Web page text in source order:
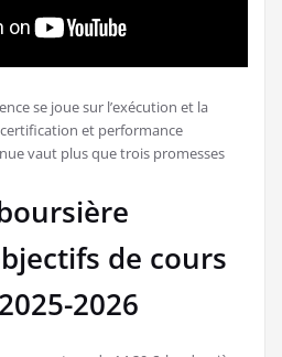
se joue sur l’exécution et la
et performance
vaut plus que trois promesses
de cours
2026